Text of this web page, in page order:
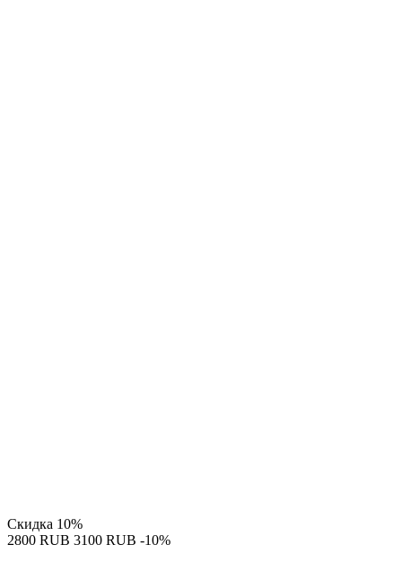
Скидка 10%
‍2800‍ RUB ‍3100‍ RUB -10%